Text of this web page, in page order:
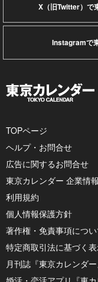
X（旧Twitter）で
Instagramで
TOPページ
ヘルプ・お問合せ
広告に関するお問合せ
東京カレンダー 企業情報
利用規約
個人情報保護方針
著作権・免責事項につ
特定商取引法に基づく
月刊誌『東京カレンダー